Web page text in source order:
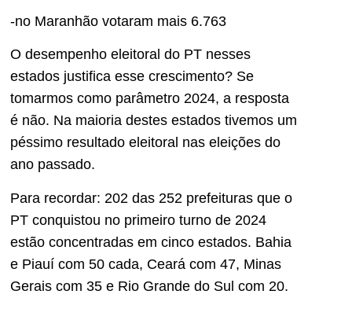
-no Maranhão votaram mais 6.763
O desempenho eleitoral do PT nesses
estados justifica esse crescimento? Se
tomarmos como parâmetro 2024, a resposta
é não. Na maioria destes estados tivemos um
péssimo resultado eleitoral nas eleições do
ano passado.
Para recordar: 202 das 252 prefeituras que o
PT conquistou no primeiro turno de 2024
estão concentradas em cinco estados. Bahia
e Piauí com 50 cada, Ceará com 47, Minas
Gerais com 35 e Rio Grande do Sul com 20.